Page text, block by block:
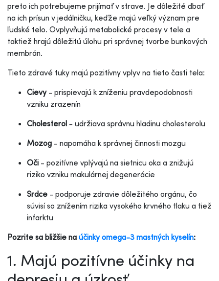
preto ich potrebujeme prijímať v strave. Je dôležité dbať
na ich prísun v jedálničku, keďže majú veľký význam pre
ľudské telo. Ovplyvňujú metabolické procesy v tele a
taktiež hrajú dôležitú úlohu pri správnej tvorbe bunkových
membrán.
Tieto zdravé tuky majú pozitívny vplyv na tieto časti tela:
Cievy- prispievajú k zníženiu pravdepodobnosti
vzniku zrazenín
Cholesterol - udržiava správnu hladinu cholesterolu
Mozog - napomáha k správnej činnosti mozgu
Oči - pozitívne vplývajú na sietnicu oka a znižujú
riziko vzniku makulárnej degenerácie
Srdce - podporuje zdravie dôležitého orgánu, čo
súvisí so znížením rizika vysokého krvného tlaku a tiež
infarktu
Pozrite sa bližšie na účinky omega-3 mastných kyselín:
1. Majú pozitívne účinky na